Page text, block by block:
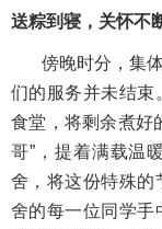
送粽到寝，关怀不
傍晚时分，集
们的服务并未结束
食堂，将剩余煮好
哥”，提着满载温
舍，将这份特殊的
舍的每一位同学手